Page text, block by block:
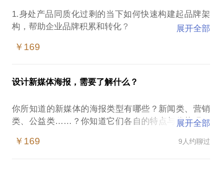
1.身处产品同质化过剩的当下如何快速构建起品牌架
构，帮助企业品牌积累和转化？
3.你的广告做完没啥没有效果？啥样的广告有效？
5.为什么有的logo就值200块有的几十万？
展开全部
￥169
设计新媒体海报，需要了解什么？
你所知道的新媒体的海报类型有哪些？新闻类、营销
类、公益类……？你知道它们各自的特点与优势吗？
报呢？
展开全部
￥169 9人约聊过